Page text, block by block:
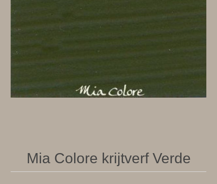
Mia Colore krijtverf Verde